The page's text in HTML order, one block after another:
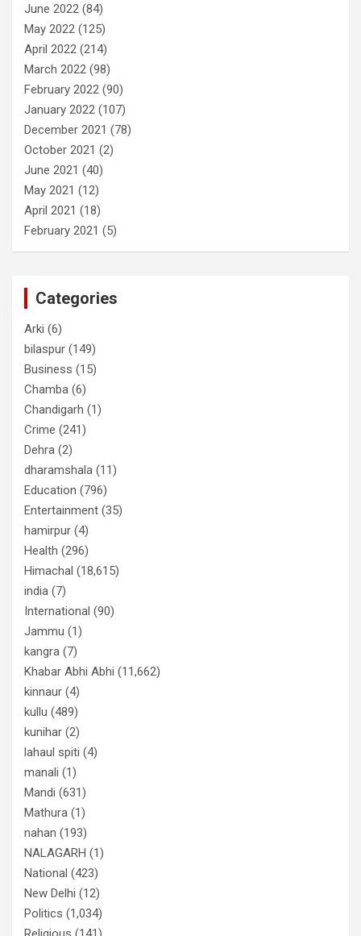
June 2022 (84)
May 2022 (125)
April 2022 (214)
March 2022 (98)
February 2022 (90)
January 2022 (107)
December 2021 (78)
October 2021 (2)
June 2021 (40)
May 2021 (12)
April 2021 (18)
February 2021 (5)
Categories
Arki (6)
bilaspur (149)
Business (15)
Chamba (6)
Chandigarh (1)
Crime (241)
Dehra (2)
dharamshala (11)
Education (796)
Entertainment (35)
hamirpur (4)
Health (296)
Himachal (18,615)
india (7)
International (90)
Jammu (1)
kangra (7)
Khabar Abhi Abhi (11,662)
kinnaur (4)
kullu (489)
kunihar (2)
lahaul spiti (4)
manali (1)
Mandi (631)
Mathura (1)
nahan (193)
NALAGARH (1)
National (423)
New Delhi (12)
Politics (1,034)